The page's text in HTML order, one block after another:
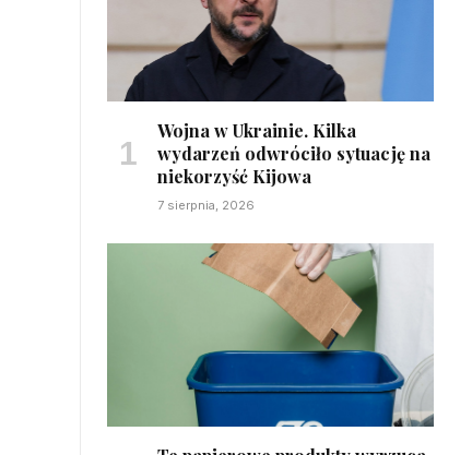
Wojna w Ukrainie. Kilka
wydarzeń odwróciło sytuację na
niekorzyść Kijowa
7 sierpnia, 2026